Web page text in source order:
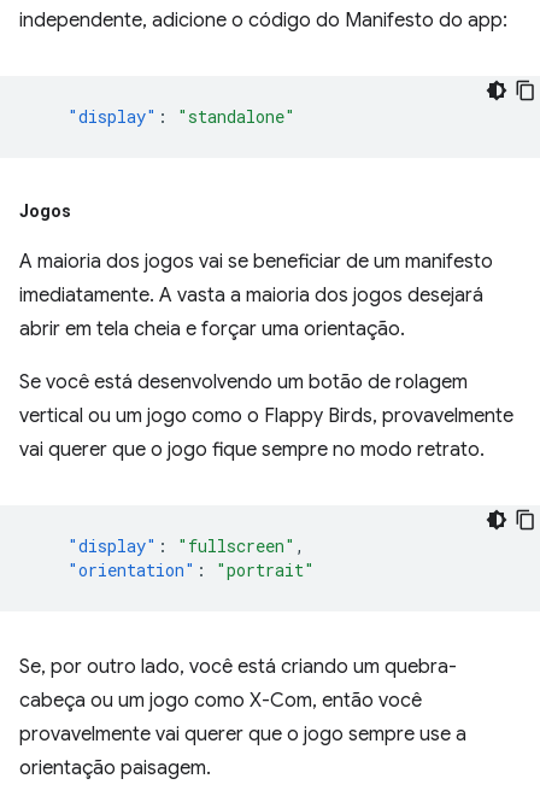
independente, adicione o código do Manifesto do app:
"display" : "standalone"
Jogos
A maioria dos jogos vai se beneficiar de um manifesto
imediatamente. A vasta a maioria dos jogos desejará
abrir em tela cheia e forçar uma orientação.
Se você está desenvolvendo um botão de rolagem
vertical ou um jogo como o Flappy Birds, provavelmente
vai querer que o jogo fique sempre no modo retrato.
"display" : "fullscreen" ,
"orientation" : "portrait"
Se, por outro lado, você está criando um quebra-
cabeça ou um jogo como X-Com, então você
provavelmente vai querer que o jogo sempre use a
orientação paisagem.